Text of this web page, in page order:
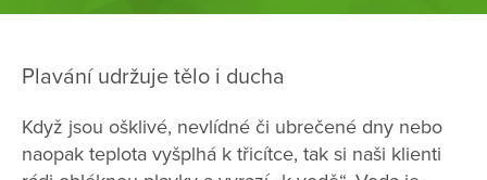
Plavání udržuje tělo i ducha
Když jsou ošklivé, nevlídné či ubrečené dny nebo
naopak teplota vyšplhá k třicítce, tak si naši klienti